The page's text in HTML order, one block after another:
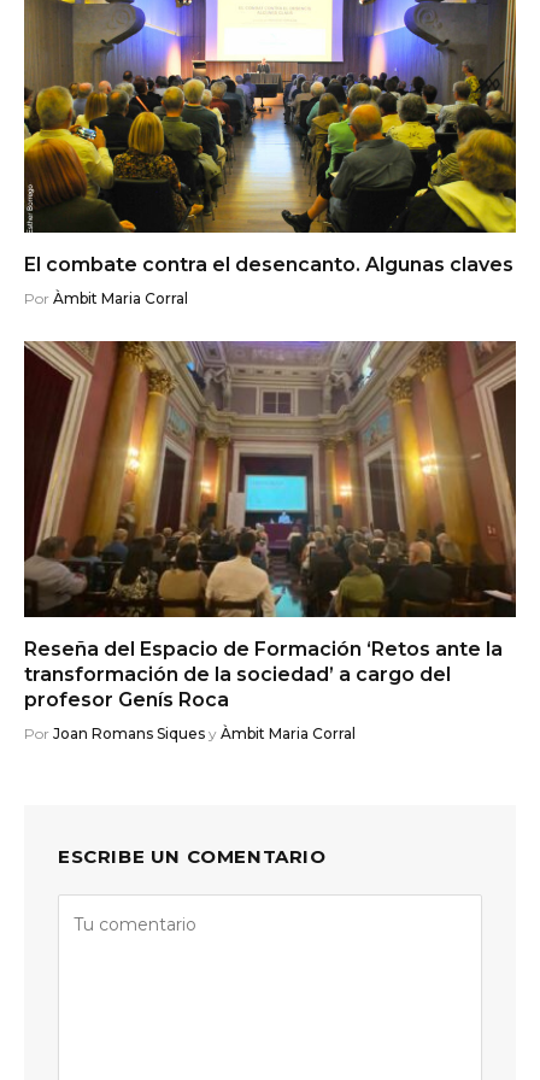
El combate contra el desencanto. Algunas claves
Por Àmbit Maria Corral
Reseña del Espacio de Formación ‘Retos ante la
transformación de la sociedad’ a cargo del
profesor Genís Roca
Por Joan Romans Siques y Àmbit Maria Corral
ESCRIBE UN COMENTARIO